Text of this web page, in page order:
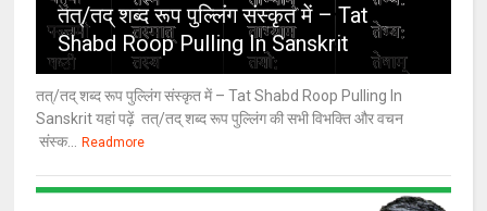
तत्/तद् शब्द रूप पुल्लिंग संस्कृत में – Tat
Shabd Roop Pulling In Sanskrit
तत्/तद् शब्द रूप पुल्लिंग संस्कृत में – Tat Shabd Roop Pulling In
Sanskrit यहां पढ़ें तत्/तद् शब्द रूप पुल्लिंग की सभी विभक्ति और वचन
संस्क...
Readmore